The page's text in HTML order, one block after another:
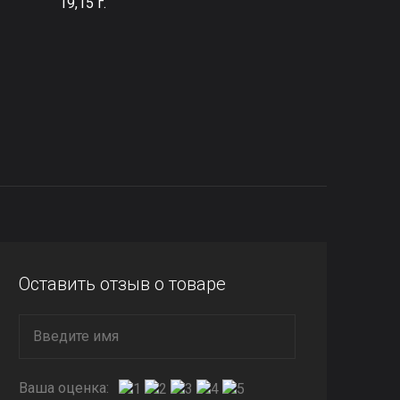
Оставить отзыв о товаре
Ваша оценка: